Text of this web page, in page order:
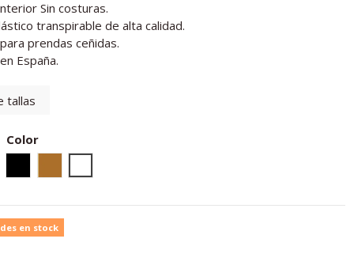
Sin costuras.
transpirable de alta calidad.
prendas ceñidas.
España.
tallas
Color
en stock